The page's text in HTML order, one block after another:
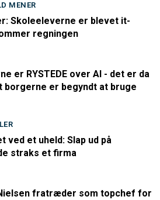
MENER
Skoleeleverne er blevet it-
regningen
er RYSTEDE over AI - det er da
borgerne er begyndt at bruge
ved et uheld: Slap ud på
straks et firma
fratræder som topchef for